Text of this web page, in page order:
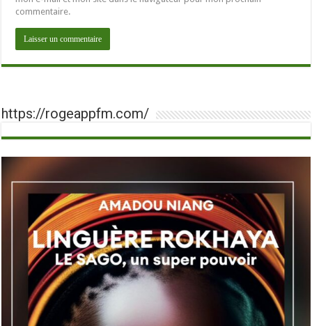
commentaire.
https://rogeappfm.com/